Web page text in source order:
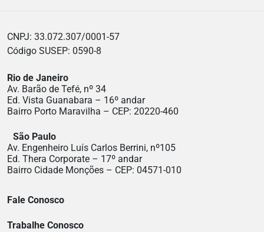
CNPJ: 33.072.307/0001-57
Código SUSEP: 0590-8
Rio de Janeiro
Av. Barão de Tefé, nº 34
Ed. Vista Guanabara – 16º andar
Bairro Porto Maravilha – CEP: 20220-460
São Paulo
Av. Engenheiro Luís Carlos Berrini, nº105
Ed. Thera Corporate – 17º andar
Bairro Cidade Monções – CEP: 04571-010
Fale Conosco
Trabalhe Conosco